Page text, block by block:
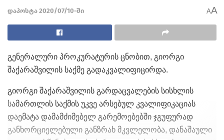
დაპოსტა 2020/07/10-ში AA
გენერალური პროკურატურის ცნობით, გიორგი
შაქარაშვილის საქმე გადაკვალიფიცირდა.
გიორგი შაქარაშვილის გარდაცვალების სისხლის
სამართლის საქმის უკვე არსებულ კვალიფიკაციას
დაემატა დამამძიმებელ გარემოებებში ჯგუფურად
განხორციელებული განზრახ მკვლელობა, დანაშაული